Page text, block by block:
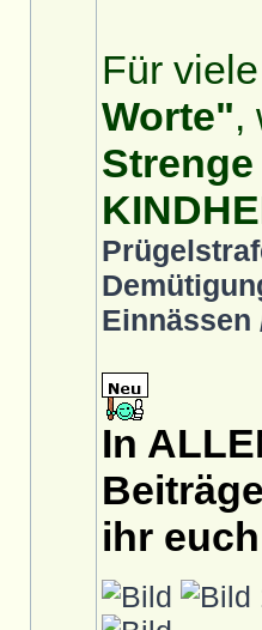
Für
Worte",
Einnässen
In
ihr euch